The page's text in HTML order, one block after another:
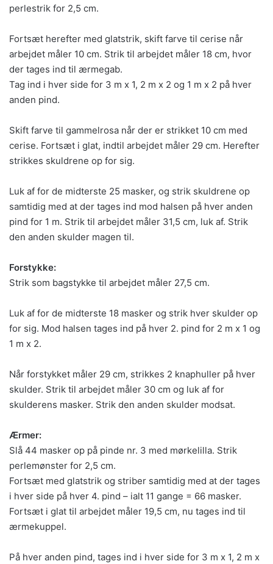
perlestrik for 2,5 cm.
Fortsæt herefter med glatstrik, skift farve til cerise når
arbejdet måler 10 cm. Strik til arbejdet måler 18 cm, hvor
der tages ind til ærmegab.
Tag ind i hver side for 3 m x 1, 2 m x 2 og 1 m x 2 på hver
anden pind.
Skift farve til gammelrosa når der er strikket 10 cm med
cerise. Fortsæt i glat, indtil arbejdet måler 29 cm. Herefter
strikkes skuldrene op for sig.
Luk af for de midterste 25 masker, og strik skuldrene op
samtidig med at der tages ind mod halsen på hver anden
pind for 1 m. Strik til arbejdet måler 31,5 cm, luk af. Strik
den anden skulder magen til.
Forstykke:
Strik som bagstykke til arbejdet måler 27,5 cm.
Luk af for de midterste 18 masker og strik hver skulder op
for sig. Mod halsen tages ind på hver 2. pind for 2 m x 1 og
1 m x 2.
Når forstykket måler 29 cm, strikkes 2 knaphuller på hver
skulder. Strik til arbejdet måler 30 cm og luk af for
skulderens masker. Strik den anden skulder modsat.
Ærmer:
Slå 44 masker op på pinde nr. 3 med mørkelilla. Strik
perlemønster for 2,5 cm.
Fortsæt med glatstrik og striber samtidig med at der tages
i hver side på hver 4. pind – ialt 11 gange = 66 masker.
Fortsæt i glat til arbejdet måler 19,5 cm, nu tages ind til
ærmekuppel.
På hver anden pind, tages ind i hver side for 3 m x 1, 2 m x